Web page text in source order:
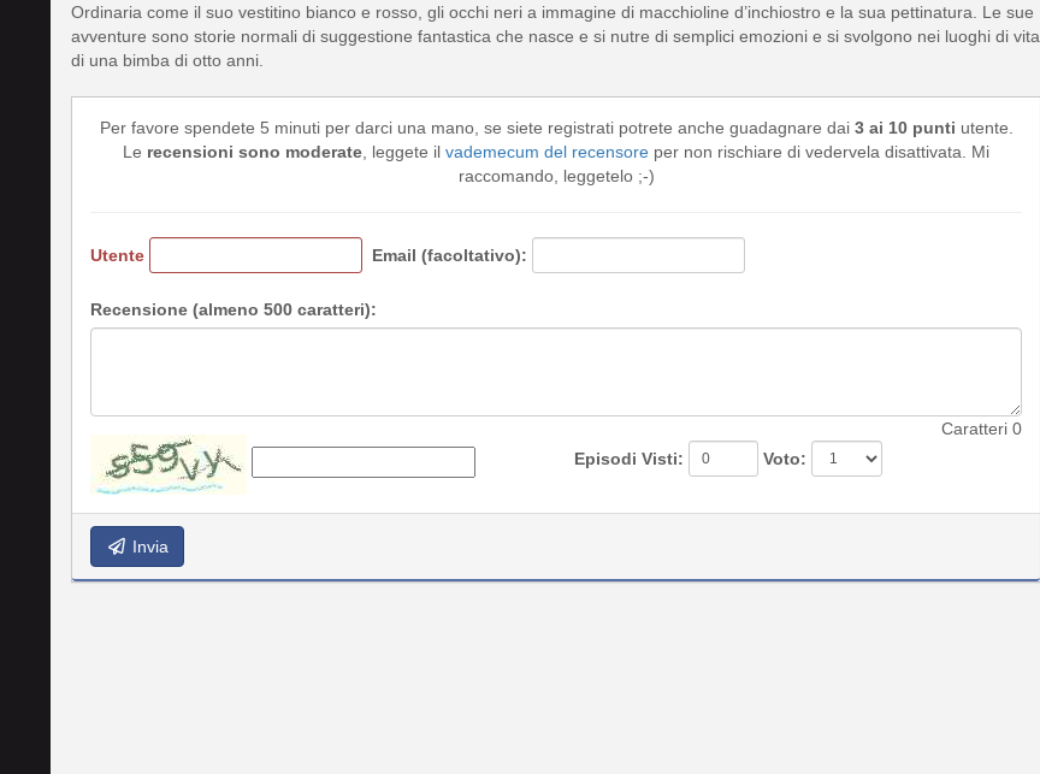
Ordinaria come il suo vestitino bianco e rosso, gli occhi neri a immagine di macchioline d’inchiostro e la sua pettinatura. Le sue
avventure sono storie normali di suggestione fantastica che nasce e si nutre di semplici emozioni e si svolgono nei luoghi di vita
di una bimba di otto anni.
Per favore spendete 5 minuti per darci una mano, se siete registrati potrete anche guadagnare dai 3 ai 10 punti utente.
Le recensioni sono moderate , leggete il vademecum del recensore per non rischiare di vedervela disattivata. Mi
raccomando, leggetelo ;-)
Utente Email (facoltativo):
Recensione (almeno 500 caratteri):
Caratteri 0
Episodi Visti:
Voto:
Invia